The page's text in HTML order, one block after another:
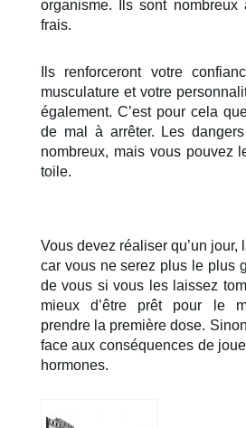
organisme. Ils sont
frais.
Ils renforceront votre
musculature et votre
également. C’est pour cela
de mal à arrêter. Les
nombreux, mais vous pouvez
toile.
Vous devez réaliser qu’un jour,
car vous ne serez plus le plus
de vous si vous les laissez
mieux d’être prêt pour le
prendre la première dose.
face aux conséquences de
hormones.